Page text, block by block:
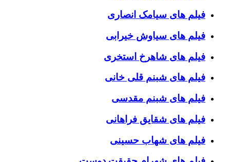
فیلم های سیامک انصاری
فیلم های سیاوش خیرابی
فیلم های شاهرخ استخری
فیلم های شبنم قلی خانی
فیلم های شبنم مقدسی
فیلم های شقایق فراهانی
فیلم های شهاب حسینی